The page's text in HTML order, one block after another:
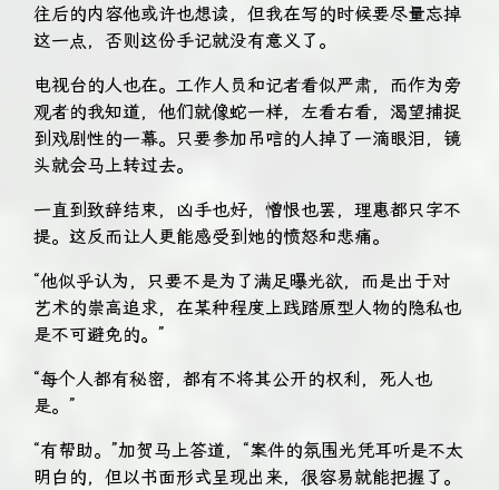
往后的内容他或许也想读，但我在写的时候要尽量忘掉
这一点，否则这份手记就没有意义了。
电视台的人也在。工作人员和记者看似严肃，而作为旁
观者的我知道，他们就像蛇一样，左看右看，渴望捕捉
到戏剧性的一幕。只要参加吊唁的人掉了一滴眼泪，镜
头就会马上转过去。
一直到致辞结束，凶手也好，憎恨也罢，理惠都只字不
提。这反而让人更能感受到她的愤怒和悲痛。
“他似乎认为，只要不是为了满足曝光欲，而是出于对
艺术的崇高追求，在某种程度上践踏原型人物的隐私也
是不可避免的。”
“每个人都有秘密，都有不将其公开的权利，死人也
是。”
“有帮助。”加贺马上答道，“案件的氛围光凭耳听是不太
明白的，但以书面形式呈现出来，很容易就能把握了。